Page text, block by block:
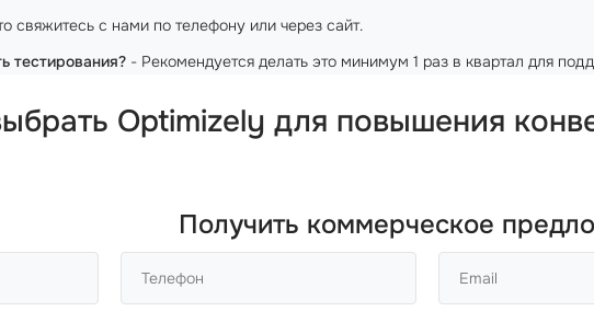
свяжитесь с нами по телефону или через сайт.
тестирования? - Рекомендуется делать это минимум 1 раз в квартал для
Optimizely для повышения
Получить коммерческое